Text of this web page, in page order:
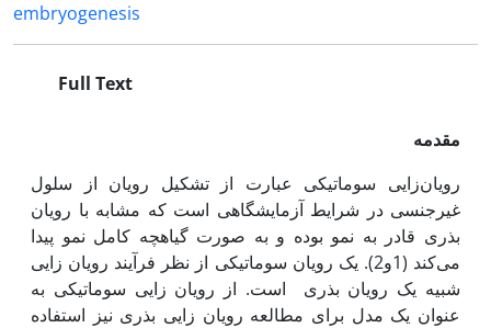
embryogenesis
Full Text
مقدمه
رویان‌زایی سوماتیکی عبارت از تشکیل رویان از سلول
غیرجنسی در شرایط آزمایشگاهی است که مشابه با رویان
بذری قادر به نمو بوده و به صورت گیاهچه کامل نمو پیدا
می‌کند (1و2). یک رویان سوماتیکی از نظر فرآیند رویان زایی
شبیه یک رویان بذری است. از رویان زایی سوماتیکی به
عنوان یک مدل برای مطالعه رویان زایی بذری نیز استفاده